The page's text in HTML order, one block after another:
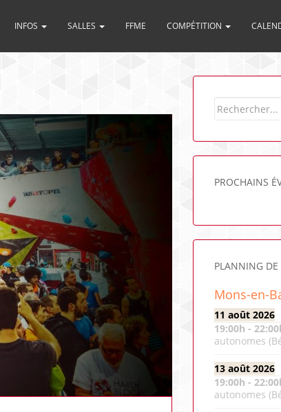
INFOS SALLES FFME COMPÉTITION
PROCHAINS
PLANNING
Mons-en-
11 août 2026
19:00h - 22:00
autonomes
13 août 2026
19:00h - 22:00
autonomes